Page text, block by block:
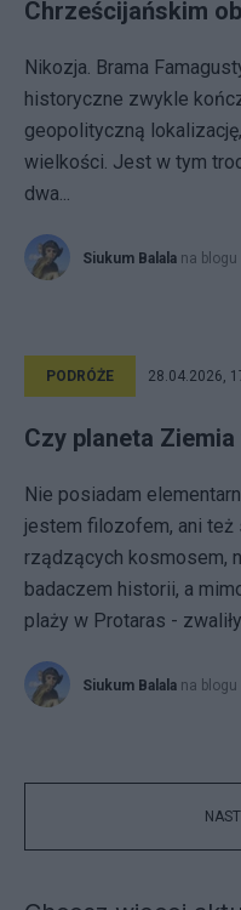
Chrześcijańskim
Nikozja. Brama
historyczne zwykle
geopolityczną
wielkości. Jest w tym
dwa...
Siukum Balala na blogu
PODRÓŻE 28.04.2026,
Czy planeta
Nie posiadam
jestem filozofem, ani też
rządzących kosmosem,
badaczem historii, a
plaży w Protaras -
Siukum Balala na blogu